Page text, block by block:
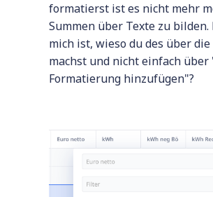
formatierst ist es nicht mehr
Summen über Texte zu
mich ist, wieso du des über die
machst und nicht einfach
Formatierung hinzufügen"?